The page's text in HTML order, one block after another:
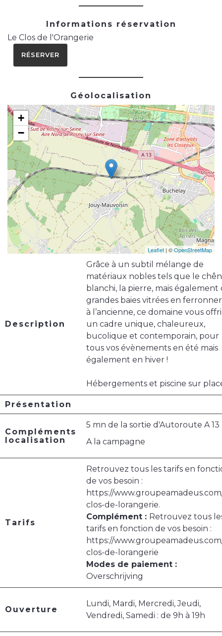
Informations réservation
Le Clos de l'Orangerie
RÉSERVER
Géolocalisation
+
−
Leaflet| ©OpenStreetMap
Description
Grâce à un subtil mélange de
matériaux nobles tels que le
blanchi, la pierre, mais également
grandes baies vitrées en
à l’ancienne, ce domaine vous
un cadre unique, chaleureux,
bucolique et contemporain, pour
tous vos évènements en été mais
également en hiver !
Hébergements et piscine sur
Présentation
Compléments
localisation
5 mn de la sortie d'Autoroute A 13
A la campagne
Tarifs
Retrouvez tous les tarifs en
de vos besoin :
https://
clos-de-lorangerie.
Complément : Retrouvez tous
tarifs en fonction de vos besoin :
https://
clos-de-lorangerie
Modes de paiement :
Overschrijving
Ouverture
Lundi, Mardi, Mercredi, Jeudi,
Vendredi, Samedi : de 9h à 19h